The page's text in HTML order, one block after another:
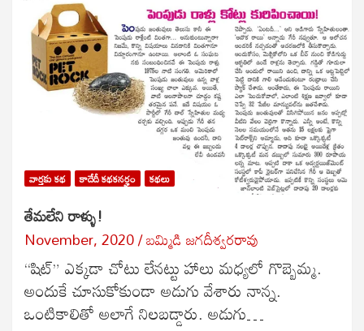
వార్తకు కథ కాదేదీ కథకనర్హం కథలు
తేమలేని రాళ్ళు!
November, 2020 బ‌మ్మిడి జ‌గ‌దీశ్వ‌ర‌రావు
“షిట్” ఎక్కడా చోటు లేనట్టు హాలు మధ్యలో గొబ్బెమ్మ.
అందుకే చూసుకోకుండా అడుగు వేశారు నాన్న.
ఒంటికాలితో అలాగే నిలబడ్డారు. అడుగు…